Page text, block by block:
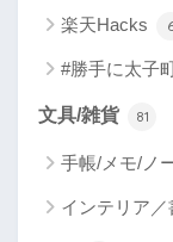
楽天Hacks
#勝手に太子
文具/雑貨 81
手帳/メモ/ノ
インテリア／